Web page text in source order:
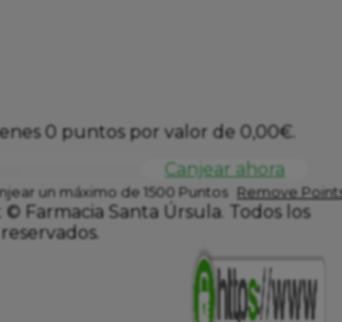
0 puntos por valor de 0,00€.
Canjear ahora
un máximo de 1500 Puntos Remove
Farmacia Santa Úrsula. Todos los